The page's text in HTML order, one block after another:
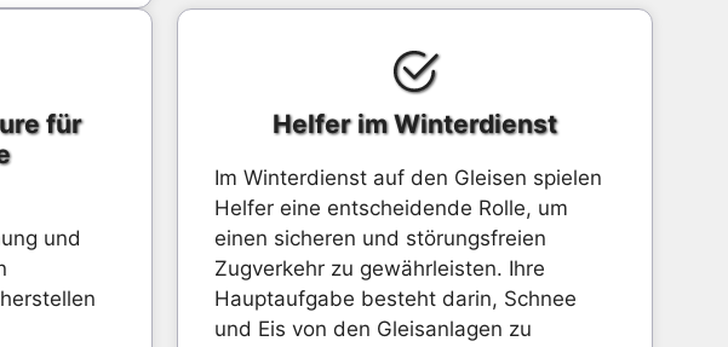
für
und
Helfer im Winterdienst
Im Winterdienst auf den Gleisen spielen
Helfer eine entscheidende Rolle, um
einen sicheren und störungsfreien
Zugverkehr zu gewährleisten. Ihre
Hauptaufgabe besteht darin, Schnee
und Eis von den Gleisanlagen zu